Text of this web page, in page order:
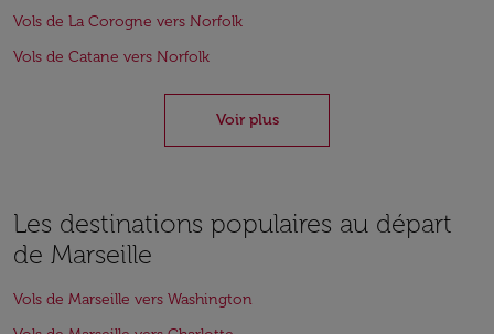
Vols de La Corogne vers Norfolk
Vols de Catane vers Norfolk
Voir plus
Les destinations populaires au départ
de Marseille
Vols de Marseille vers Washington